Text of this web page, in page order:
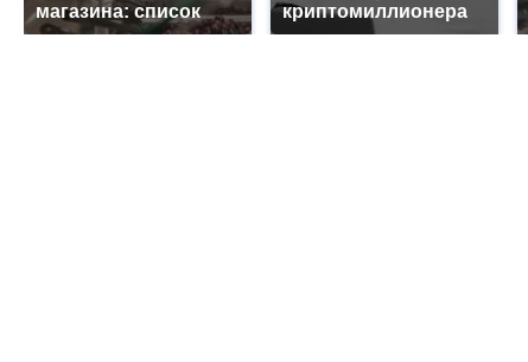
магазина: список
криптомиллионера